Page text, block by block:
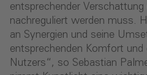
entsprechender
nachreguliert werden muss.
an Synergien und seine
entsprechenden Komfort
Nutzers“, so Sebastian